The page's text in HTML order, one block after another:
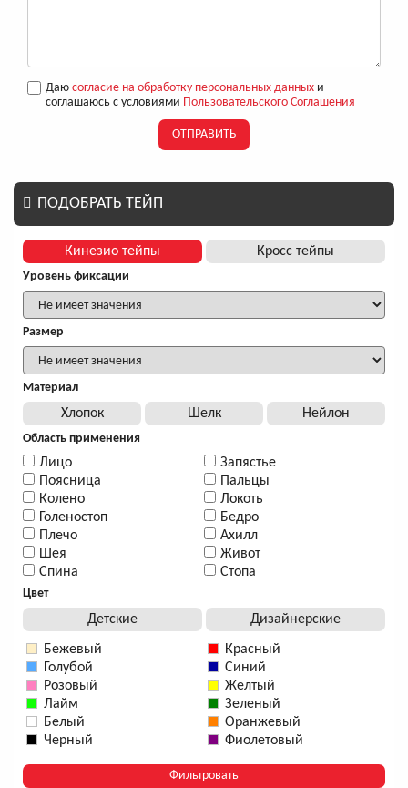
Даю согласие на обработку персональных данных и
соглашаюсь с условиями Пользовательского Соглашения
ОТПРАВИТЬ
ПОДОБРАТЬ ТЕЙП
Кинезио тейпы Кросс тейпы
Уровень фиксации
Размер
Материал
Хлопок Шелк Нейлон
Область применения
Лицо
Поясница
Колено
Голеностоп
Плечо
Шея
Спина
Запястье
Пальцы
Локоть
Бедро
Ахилл
Живот
Стопа
Цвет
Детские Дизайнерские
Бежевый
Голубой
Розовый
Лайм
Белый
Черный
Красный
Синий
Желтый
Зеленый
Оранжевый
Фиолетовый